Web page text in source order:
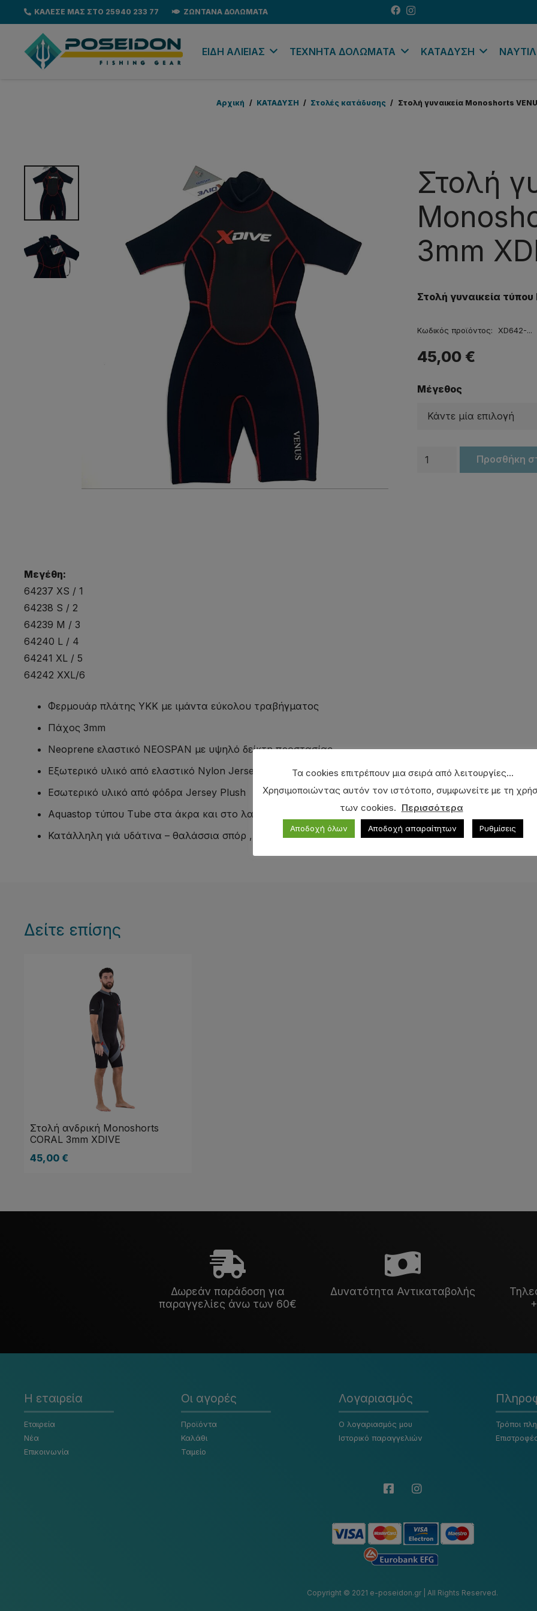
ΚΑΛΕΣΕ ΜΑΣ ΣΤΟ 25940 233 77 ΖΩΝΤΑΝΑ ΔΟΛΩΜΑΤΑ
EΙΔΗ ΑΛΙΕΙΑΣ ΤΕΧΝΗΤΑ ΔΟΛΩΜΑΤΑ ΚΑΤΑΔΥΣΗ
Αρχική / ΚΑΤΑΔΥΣΗ / Στολές κατάδυσης / Στολή γυναικεία Monoshorts
Στολή
3mm
Στολή γυναικεία
Κωδικός προϊόντος: XD642-...
45,00 €
Μέγεθος
Στολή
γυναικεία
Προσθήκη
Μεγέθη:
64237 XS / 1
64238 S / 2
64239 M / 3
64240 L / 4
64241 XL / 5
64242 XXL/6
Φερμουάρ πλάτης YKK με ιμάντα εύκολου τραβήγματος
Πάχος 3mm
Neoprene ελαστικό NEOSPAN με υψηλό δείκτη προστασίας
Εξωτερικό υλικό από ελαστικό Nylon Jersey Quick Dry
Eσωτερικό υλικό από φόδρα Jersey Plush
Aquastop τύπου Τube στα άκρα και στο λαιμό
Κατάλληλη γιά υδάτινα – θαλάσσια σπόρ ,κατάδυση και καλοκαιρινό ψάρεμα
Δείτε επίσης
Στολή ανδρική Monoshorts
CORAL 3mm XDIVE
45,00 €
Δωρεάν παράδοση για
παραγγελίες άνω των 60€
Δυνατότητα Αντικαταβολής
Η εταιρεία
Εταιρεία
Νέα
Επικοινωνία
Οι αγορές
Προϊόντα
Καλάθι
Ταμείο
Λογαριασμός
Ο λογαριασμός μου
Ιστορικό παραγγελιών
Τρόποι
Copyright © 2021 e-poseidon.gr | All Rights Reserved.
Τα cookies επιτρέπουν μια σειρά από λειτουργίες...
Χρησιμοποιώντας αυτόν τον ιστότοπο, συμφωνείτε με τη
των cookies. Περισσότερα
Αποδοχή όλων Αποδοχή απαραίτητων Ρυθμίσεις